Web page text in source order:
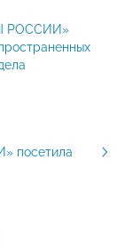
РОССИИ»
посетила